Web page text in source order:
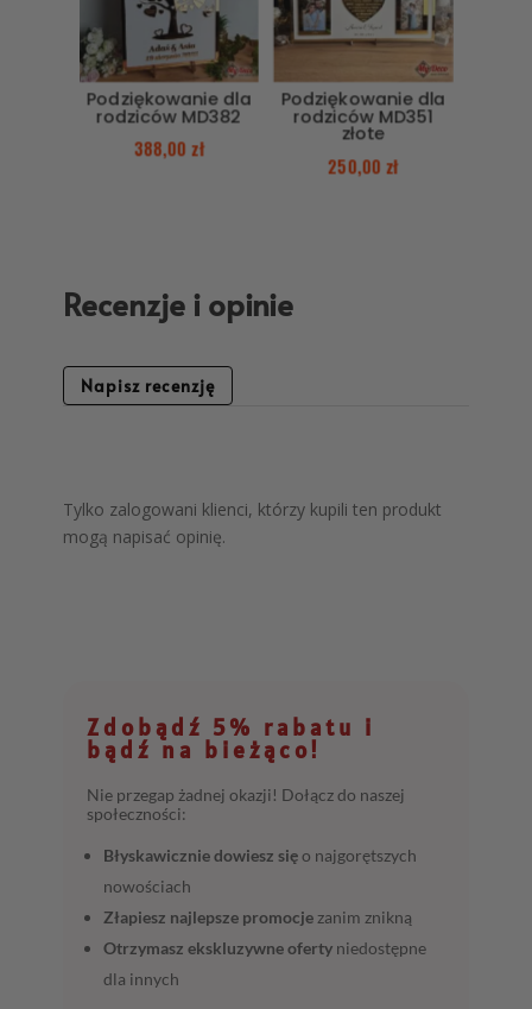
Podziękowanie dla
rodziców MD382
388,00zł
Podziękowanie dla
rodziców MD351
złote
250,00 zł
Recenzje i opinie
Napisz recenzję
Tylko zalogowani klienci, którzy kupili ten produkt
mogą napisać opinię.
Zdobądź 5% rabatu i
bądź na bieżąco!
Nie przegap żadnej okazji! Dołącz do naszej
społeczności:
Błyskawicznie dowiesz sięo najgorętszych
nowościach
Złapiesz najlepsze promocje zanim znikną
Otrzymasz ekskluzywne oferty niedostępne
dla innych